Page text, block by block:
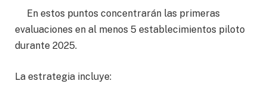
En estos puntos concentrarán las primeras
evaluaciones en al menos 5 establecimientos piloto
durante 2025.
La estrategia incluye: